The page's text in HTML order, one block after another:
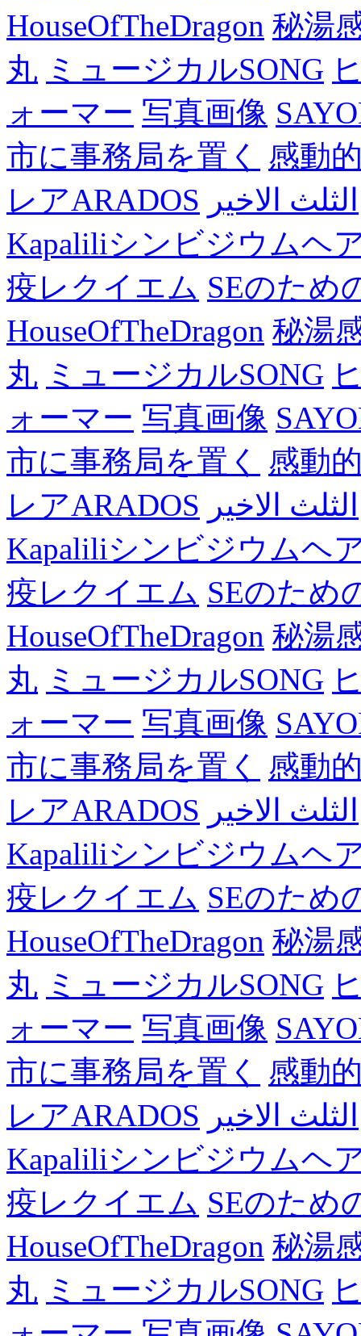
HouseOfTheDragon 秘湯
丸 ミュージカルSONG
ォーマー 写真画像
市に事務局を置く
感動
レアARADOS الثلث الاخير
Kapaliliシンビジウムヘ
疫レクイエム SEのため
HouseOfTheDragon 秘湯
丸 ミュージカルSONG
ォーマー 写真画像
市に事務局を置く
感動
レアARADOS الثلث الاخير
Kapaliliシンビジウムヘ
疫レクイエム SEのため
HouseOfTheDragon 秘湯
丸 ミュージカルSONG
ォーマー 写真画像
市に事務局を置く
感動
レアARADOS الثلث الاخير
Kapaliliシンビジウムヘ
疫レクイエム SEのため
HouseOfTheDragon 秘湯
丸 ミュージカルSONG
ォーマー 写真画像
市に事務局を置く
感動
レアARADOS الثلث الاخير
Kapaliliシンビジウムヘ
疫レクイエム SEのため
HouseOfTheDragon 秘湯
丸 ミュージカルSONG